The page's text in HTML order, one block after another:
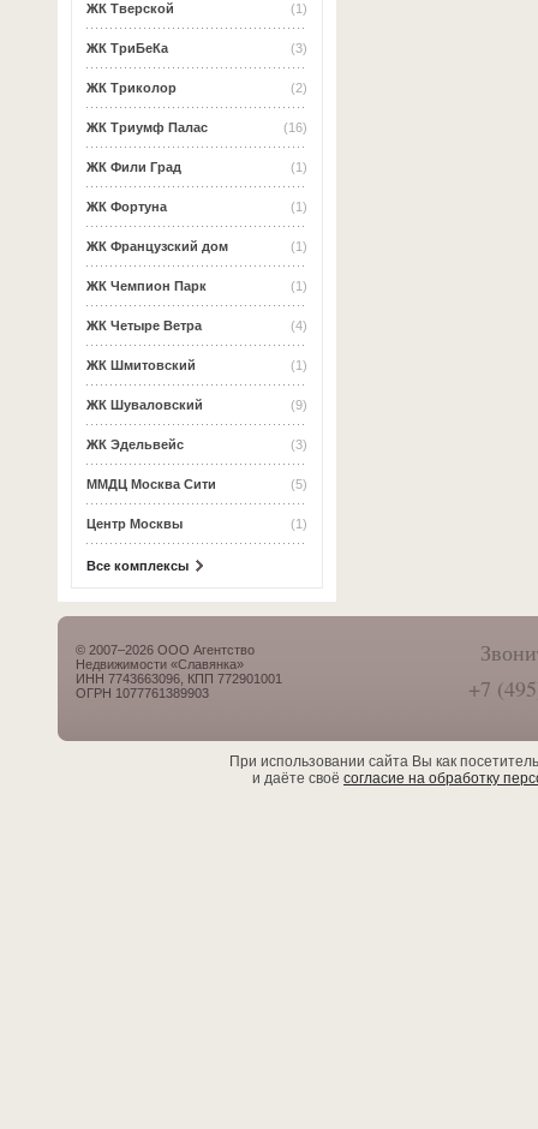
(1)
ЖК Тверской
(3)
ЖК ТриБеКа
(2)
ЖК Триколор
(16)
ЖК Триумф Палас
(1)
ЖК Фили Град
(1)
ЖК Фортуна
(1)
ЖК Французский дом
(1)
ЖК Чемпион Парк
(4)
ЖК Четыре Ветра
(1)
ЖК Шмитовский
(9)
ЖК Шуваловский
(3)
ЖК Эдельвейс
(5)
ММДЦ Москва Сити
(1)
Центр Москвы
Все комплексы
© 2007–2026 ООО Агентство
Недвижимости «Славянка»
ИНН 7743663096, КПП 772901001
ОГРН 1077761389903
+7
При использовании сайта Вы как
и даёте своё согласие на обработку